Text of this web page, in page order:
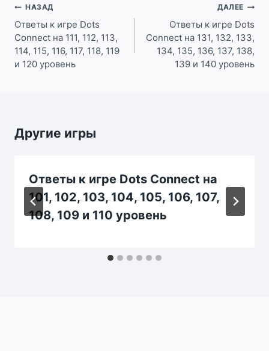
Навигация
по
записям
НАЗАД
Ответы к игре Dots
Connect на 111, 112, 113,
114, 115, 116, 117, 118, 119
и 120 уровень
ДАЛЕЕ
Ответы к игре Dots
Connect на 131, 132, 133,
134, 135, 136, 137, 138,
139 и 140 уровень
Другие игры
Ответы к игре Dots Connect на
101, 102, 103, 104, 105, 106, 107,
108, 109 и 110 уровень